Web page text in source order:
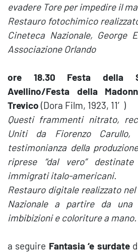
evadere Tore per impedire il
Restauro fotochimico
Cineteca Nazionale, George
Associazione Orlando
ore 18.30 Festa della
Avellino/Festa della
Trevico (Dora Film, 1923, 11′)
Questi frammenti nitrato,
Uniti da Fiorenzo Carullo,
testimonianza della
riprese “dal vero”
immigrati italo-americani.
Restauro digitale realizzato
Nazionale a partire da
imbibizioni e coloriture a mano.
a seguire Fantasia ‘e surdate